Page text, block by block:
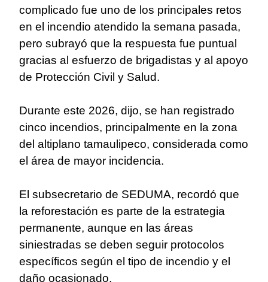
complicado fue uno de los principales retos
en el incendio atendido la semana pasada,
pero subrayó que la respuesta fue puntual
gracias al esfuerzo de brigadistas y al apoyo
de Protección Civil y Salud.
Durante este 2026, dijo, se han registrado
cinco incendios, principalmente en la zona
del altiplano tamaulipeco, considerada como
el área de mayor incidencia.
El subsecretario de SEDUMA, recordó que
la reforestación es parte de la estrategia
permanente, aunque en las áreas
siniestradas se deben seguir protocolos
específicos según el tipo de incendio y el
daño ocasionado.